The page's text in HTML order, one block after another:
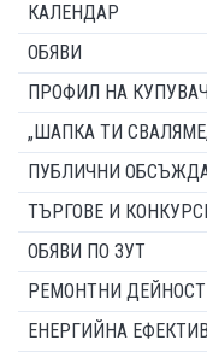
КАЛЕНДАР
ОБЯВИ
ПРОФИЛ НА
„ШАПКА ТИ
ПУБЛИЧНИ
ТЪРГОВЕ И
ОБЯВИ ПО ЗУТ
РЕМОНТНИ
ЕНЕРГИЙНА